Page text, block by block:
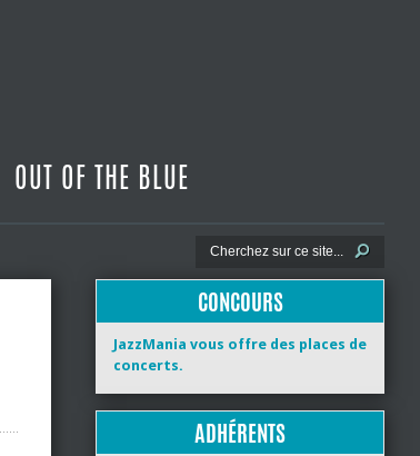
OUT OF THE BLUE
CONCOURS
JazzMania vous offre des places de
concerts.
ADHÉRENTS